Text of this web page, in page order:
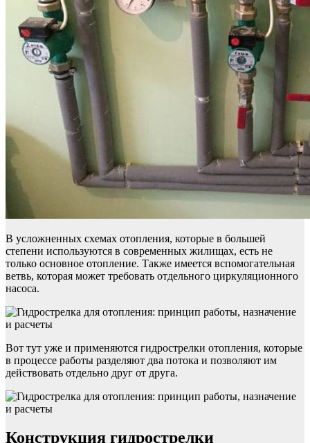
В усложненных схемах отопления, которые в большей
степени используются в современных жилищах, есть не
только основное отопление. Также имеется вспомогательная
ветвь, которая может требовать отдельного циркуляционного
насоса.
Вот тут уже и применяются гидрострелки отопления, которые
в процессе работы разделяют два потока и позволяют им
действовать отдельно друг от друга.
Конструкция гидрострелки